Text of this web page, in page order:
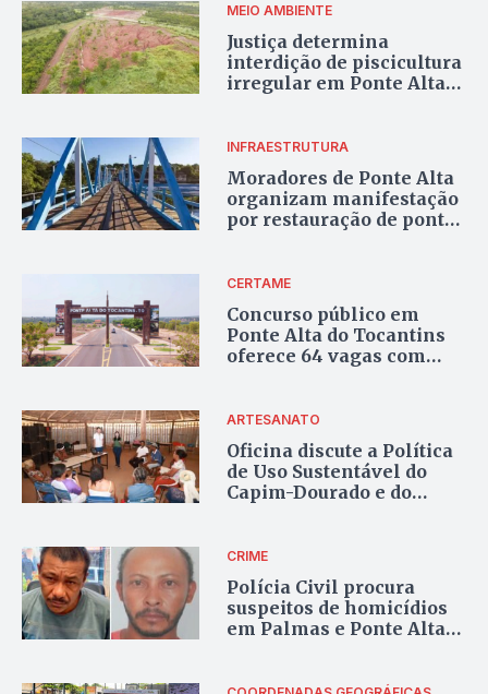
MEIO AMBIENTE
Justiça determina
interdição de piscicultura
irregular em Ponte Alta
INFRAESTRUTURA
Moradores de Ponte Alta
organizam manifestação
por restauração de ponte
CERTAME
Concurso público em
Ponte Alta do Tocantins
oferece 64 vagas com
ARTESANATO
Oficina discute a Política
de Uso Sustentável do
Capim-Dourado e do
CRIME
Polícia Civil procura
suspeitos de homicídios
em Palmas e Ponte Alta